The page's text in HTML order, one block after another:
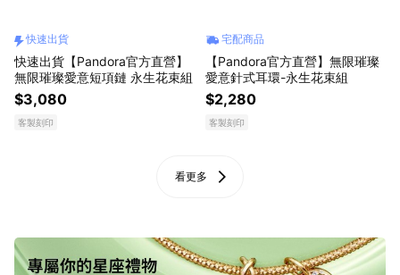
快速出貨
快速出貨【Pandora官方直營】
無限璀璨愛意短項鏈 永生花束組
$3,080
客製刻印
宅配商品
【Pandora官方直營】無限璀璨
愛意針式耳環-永生花束組
$2,280
客製刻印
看更多